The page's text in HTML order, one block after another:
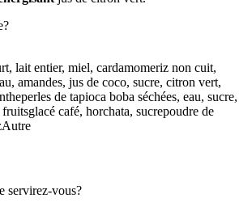
lait entier, miel, cardamomeriz non cuit,
amandes, jus de coco, sucre, citron vert,
perles de tapioca boba séchées, eau, sucre,
fruitsglacé café, horchata, sucrepoudre de
Autre
servirez-vous?